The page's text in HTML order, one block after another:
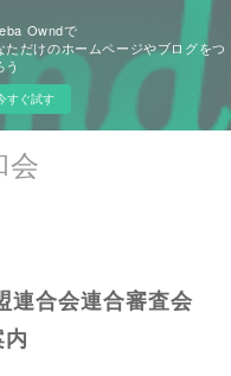
Owndで
ただけのホームページやブログをつ
う
すぐ試す
会
合会連合審査会